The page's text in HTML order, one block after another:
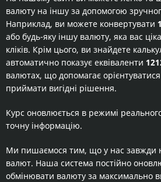
валюту на іншу за допомогою
Наприклад, ви можете конвертувати
або будь-яку іншу валюту, яка вас
кліків. Крім цього, ви знайдете
автоматично показує еквіваленти
валютах, що допомагає
приймати вигідні рішення.
Курс оновлюється в режимі
точну інформацію.
Ми пишаємося тим, що у нас завжди
валют. Наша система постійно
обмінювати валюту за максимально